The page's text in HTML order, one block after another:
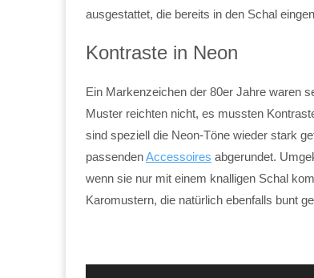
ausgestattet, die bereits in den Schal
Kontraste in Neon
Ein Markenzeichen der 80er Jahre waren
Muster reichten nicht, es mussten
sind speziell die Neon-Töne wieder stark
passendenAccessoires abgerundet.
wenn sie nur mit einem knalligen Schal
Karomustern, die natürlich ebenfalls bunt